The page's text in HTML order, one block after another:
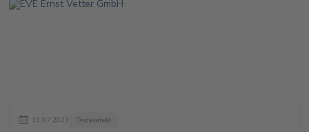
13.07.2023 Dodavatelé